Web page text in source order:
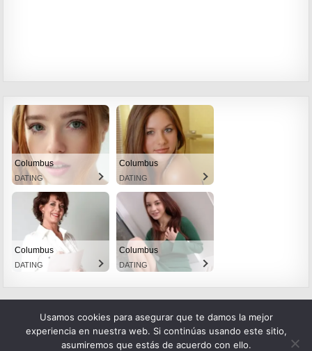
Columbus
DATING
Columbus
DATING
Columbus
DATING
Columbus
DATING
Usamos cookies para asegurar que te damos la mejor
experiencia en nuestra web. Si continúas usando este sitio,
asumiremos que estás de acuerdo con ello.